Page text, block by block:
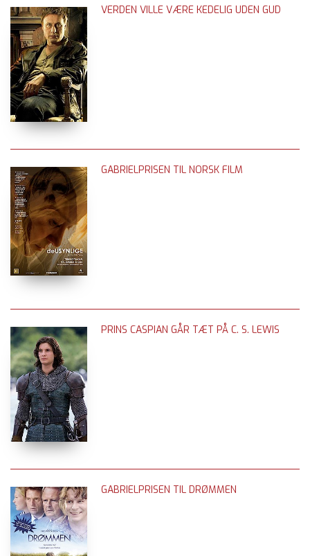
VERDEN VILLE VÆRE KEDELIG UDEN GUD
GABRIELPRISEN TIL NORSK FILM
PRINS CASPIAN GÅR TÆT PÅ C. S. LEWIS
GABRIELPRISEN TIL DRØMMEN